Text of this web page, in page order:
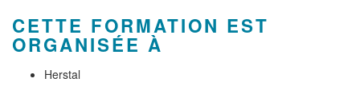
CETTE FORMATION EST
ORGANISÉE À
Herstal